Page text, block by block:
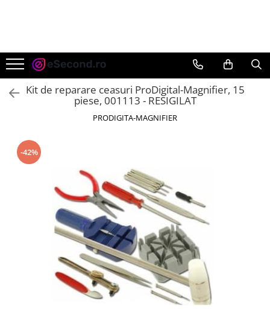
Auto Moto
Accesorii Auto
Anvelope & Jante
Electronice Auto
Intretinere & Cosmetica auto
Reparatii si echipamente auto
Trotinete electrice
Casa, Gradina & Bricolaj
Bucatarie & Servire
Curatenie si intretinere
Kit de reparare ceasuri ProDigital-Magnifier, 15
piese, 001113 - RESIGILAT
PRODIGITA-MAGNIFIER
-42%